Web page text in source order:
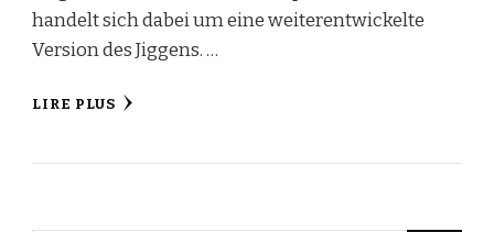
handelt sich dabei um eine weiterentwickelte
Version des Jiggens. …
LIRE PLUS